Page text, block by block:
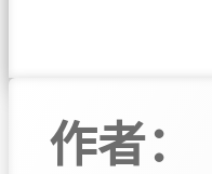
作者：